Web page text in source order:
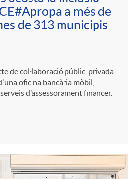
a més de
de 313 municipis
de col·laboració públic-privada
oficina bancària mòbil,
d'assessorament financer.